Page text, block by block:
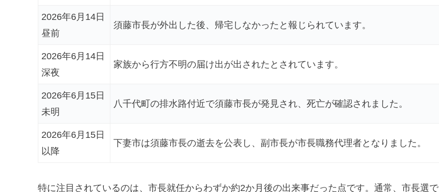
2026年6月14日
昼前
須藤市長が外出した後、帰宅しなかったと報じられています。
2026年6月14日
深夜
家族から行方不明の届け出が出されたとされています。
2026年6月15日
未明
八千代町の排水路付近で須藤市長が発見され、死亡が確認されました。
2026年6月15日
以降
下妻市は須藤市長の逝去を公表し、副市長が市長職務代理者となりました。
特に注目されているのは、市長就任からわずか約2か月後の出来事だった点です。通常、市長選で